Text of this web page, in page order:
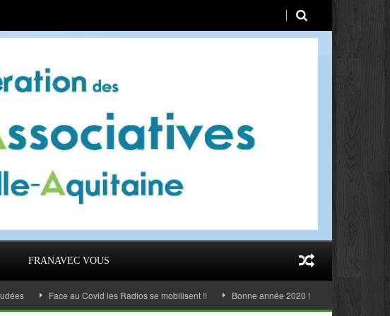
FRANAVEC VOUS
Face au Covid les Radios se mobilisent !! Bonne année 2020 ! AG 2019 Taussat